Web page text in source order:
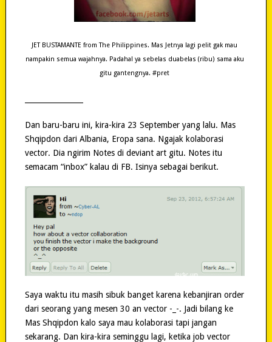
JET BUSTAMANTE from The Philippines. Mas Jetnya lagi pelit gak mau
nampakin semua wajahnya. Padahal ya sebelas duabelas (ribu) sama aku
gitu gantengnya. #pret
Dan baru-baru ini, kira-kira 23 September yang lalu. Mas
Shqipdon dari Albania, Eropa sana. Ngajak kolaborasi
vector. Dia ngirim Notes di deviant art gitu. Notes itu
semacam “inbox” kalau di FB. Isinya sebagai berikut.
Saya waktu itu masih sibuk banget karena kebanjiran order
dari seorang yang mesen 30 an vector -_-. Jadi bilang ke
Mas Shqipdon kalo saya mau kolaborasi tapi jangan
sekarang. Dan kira-kira seminggu lagi, ketika job vector